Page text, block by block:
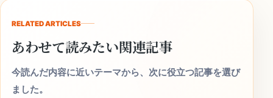
RELATED ARTICLES
あわせて読みたい関連記事
今読んだ内容に近いテーマから、次に役立つ記事を選び
ました。